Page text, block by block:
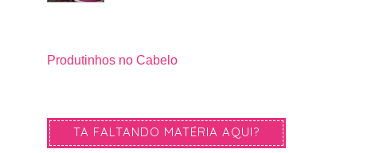
Produtinhos no Cabelo
TA FALTANDO MATÉRIA AQUI?